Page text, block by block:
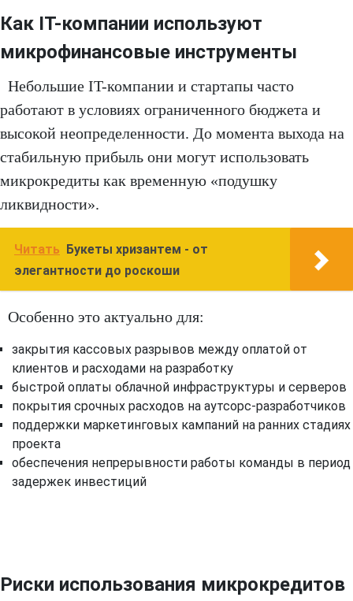
Как IT-компании используют
микрофинансовые инструменты
Небольшие IT-компании и стартапы часто
работают в условиях ограниченного бюджета и
высокой неопределенности. До момента выхода на
стабильную прибыль они могут использовать
микрокредиты как временную «подушку
ликвидности».
Читать
Букеты хризантем - от
элегантности до роскоши
Особенно это актуально для:
закрытия кассовых разрывов между оплатой от
клиентов и расходами на разработку
быстрой оплаты облачной инфраструктуры и серверов
покрытия срочных расходов на аутсорс-разработчиков
поддержки маркетинговых кампаний на ранних стадиях
проекта
обеспечения непрерывности работы команды в период
задержек инвестиций
Риски использования микрокредитов